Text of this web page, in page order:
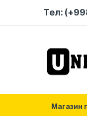
Тел:
Магазин